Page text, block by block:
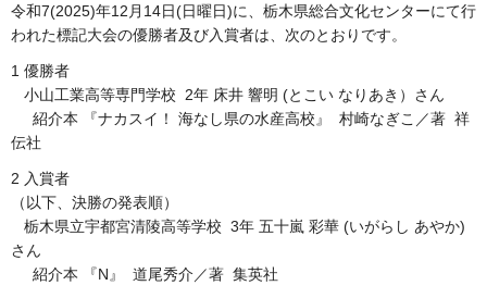
令和7(2025)年12月14日(日曜日)に、栃木県総合文化センターにて行
われた標記大会の優勝者及び入賞者は、次のとおりです。
1 優勝者
小山工業高等専門学校 2年 床井 響明 (とこい なりあき）さん
紹介本 『ナカスイ！ 海なし県の水産高校』 村崎なぎこ／著 祥
伝社
2 入賞者
（以下、決勝の発表順）
栃木県立宇都宮清陵高等学校 3年 五十嵐 彩華 (いがらし あやか)
さん
紹介本 『N』 道尾秀介／著 集英社